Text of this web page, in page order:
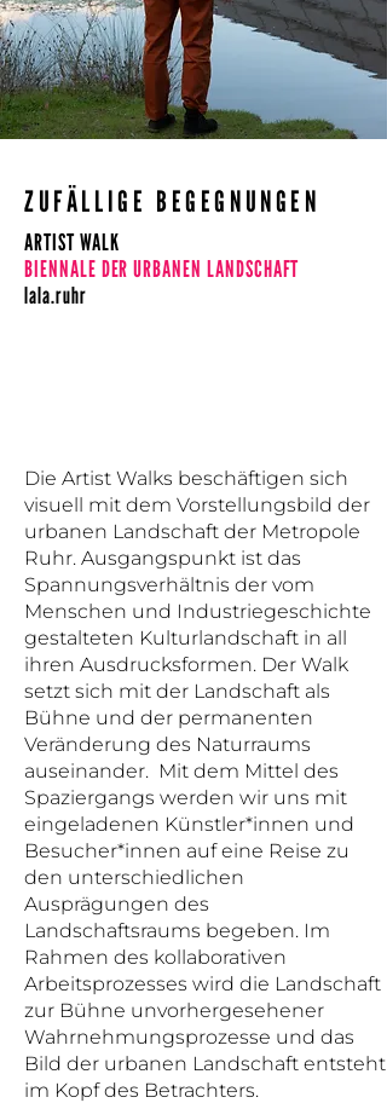
ZUFÄLLIGE BEGEGNUNGEN
ARTIST WALK
BIENNALE DER URBANEN LANDSCHAFT
lala.ruhr
Die Artist Walks beschäftigen sich
visuell mit dem Vorstellungsbild der
urbanen Landschaft der Metropole
Ruhr. Ausgangspunkt ist das
Spannungsverhältnis der vom
Menschen und Industriegeschichte
gestalteten Kulturlandschaft in all
ihren Ausdrucksformen. Der Walk
setzt sich mit der Landschaft als
Bühne und der permanenten
Veränderung des Naturraums
auseinander. Mit dem Mittel des
Spaziergangs werden wir uns mit
eingeladenen Künstler*innen und
Besucher*innen auf eine Reise zu
den unterschiedlichen
Ausprägungen des
Landschaftsraums begeben. Im
Rahmen des kollaborativen
Arbeitsprozesses wird die Landschaft
zur Bühne unvorhergesehener
Wahrnehmungsprozesse und das
Bild der urbanen Landschaft entsteht
im Kopf des Betrachters.